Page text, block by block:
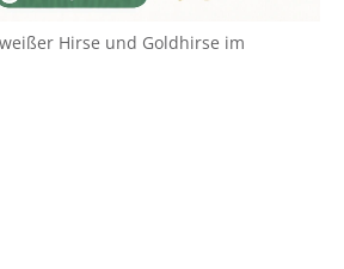
Hirse und Goldhirse im